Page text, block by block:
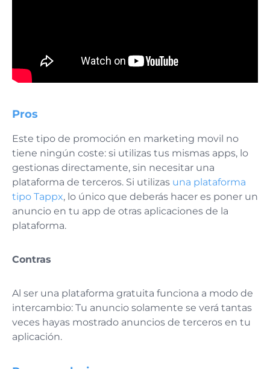
Pros
Este tipo de promoción en marketing movil no
tiene ningún coste: si utilizas tus mismas apps, lo
gestionas directamente, sin necesitar una
plataforma de terceros. Si utilizas una plataforma
tipo Tappx, lo único que deberás hacer es poner un
anuncio en tu app de otras aplicaciones de la
plataforma.
Contras
Al ser una plataforma gratuita funciona a modo de
intercambio: Tu anuncio solamente se verá tantas
veces hayas mostrado anuncios de terceros en tu
aplicación.